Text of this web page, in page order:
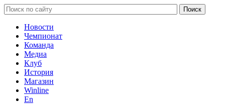
Новости
Чемпионат
Команда
Медиа
Клуб
История
Магазин
Winline
En